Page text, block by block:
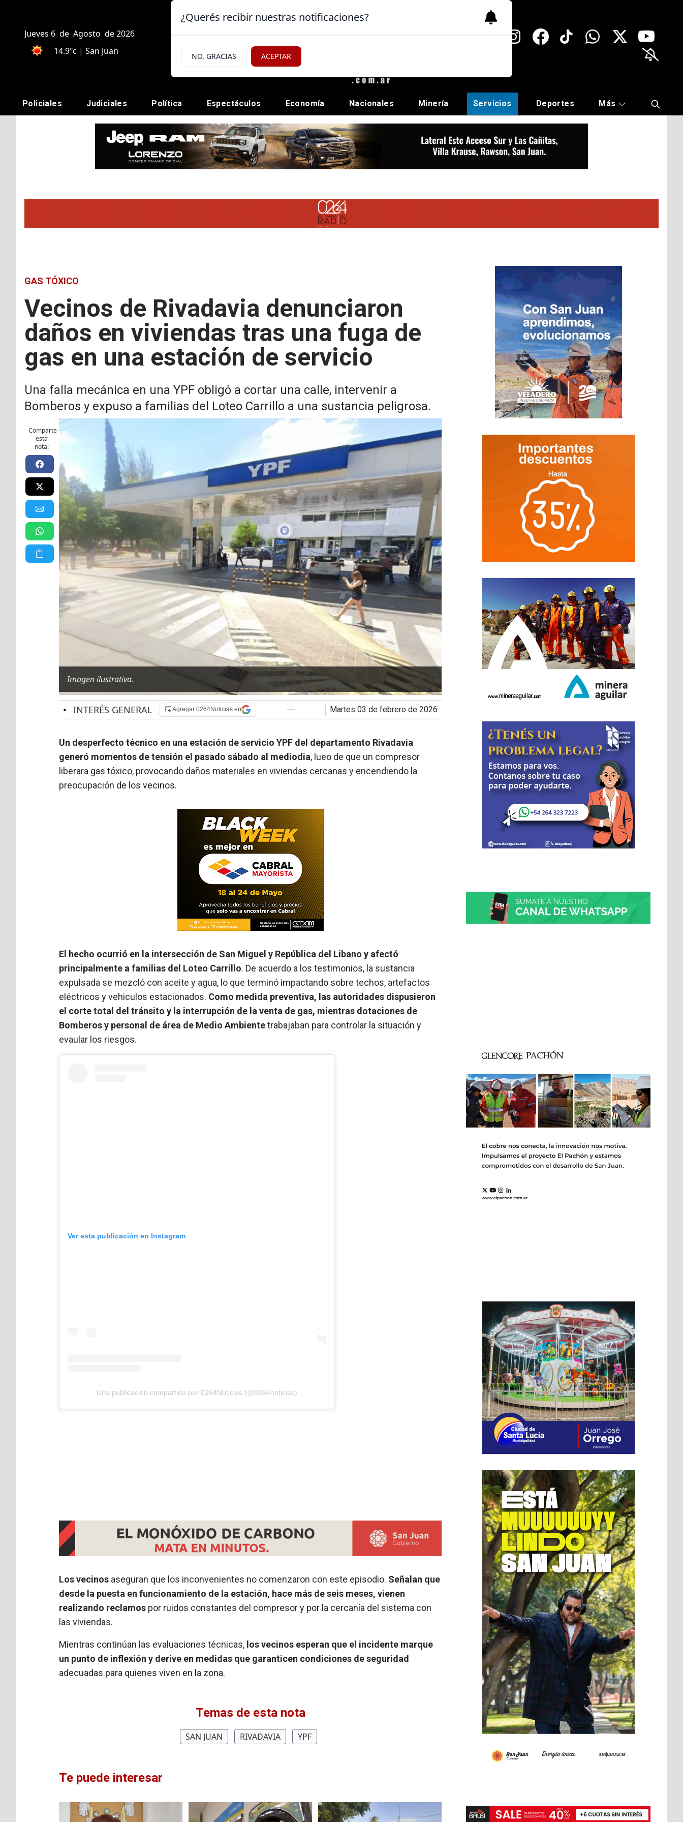
Jueves 6 de Agosto de 2026
14.9ºc | San Juan
Policiales Judiciales Política Espectáculos Economía Nacionales Minería Servicios Deportes Más
GAS TÓXICO
Vecinos de Rivadavia denunciaron
daños en viviendas tras una fuga de
gas en una estación de servicio
Una falla mecánica en una YPF obligó a cortar una calle, intervenir a
Bomberos y expuso a familias del Loteo Carrillo a una sustancia peligrosa.
Comparte
esta
nota:
Imagen ilustrativa.
• INTERÉS GENERAL Agregar 0264Noticias en martes 03 de febrero de 2026
Un desperfecto técnico en una estación de servicio YPF del departamento Rivadavia
generó momentos de tensión el pasado sábado al mediodia, lueo de que un compresor
liberara gas tóxico, provocando daños materiales en viviendas cercanas y encendiendo la
preocupación de los vecinos.
El hecho ocurrió en la intersección de San Miguel y República del Libano y afectó
principalmente a familias del Loteo Carrillo. De acuerdo a los testimonios, la sustancia
expulsada se mezcló con aceite y agua, lo que terminó impactando sobre techos, artefactos
eléctricos y vehiculos estacionados. Como medida preventiva, las autoridades dispusieron
el corte total del tránsito y la interrupción de la venta de gas, mientras dotaciones de
Bomberos y personal de área de Medio Ambientetrabajaban para controlar la situación y
evaular los riesgos.
Ver esta publicación en Instagram
Una publicación compartida por 0264Noticias (@0264noticias)
Los vecinos aseguran que los inconvenientes no comenzaron con este episodio. Señalan que
desde la puesta en funcionamiento de la estación, hace más de seis meses, vienen
realizando reclamos por ruidos constantes del compresor y por la cercanía del sistema con
las viviendas.
Mientras continúan las evaluaciones técnicas, los vecinos esperan que el incidente marque
un punto de inflexión y derive en medidas que garanticen condiciones de seguridad
adecuadas para quienes viven en la zona.
Temas de esta nota
SAN JUAN RIVADAVIA YPF
Te puede interesar
¿Querés recibir nuestras notificaciones?
NO, GRACIAS ACEPTAR